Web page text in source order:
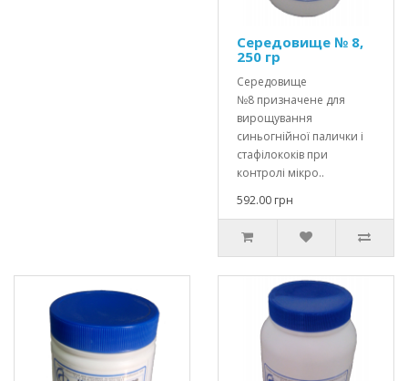
Середовище № 8,
250 гр
Середовище
№8 призначене для
вирощування
синьогнійної палички і
стафілококів при
контролі мікро..
592.00 грн